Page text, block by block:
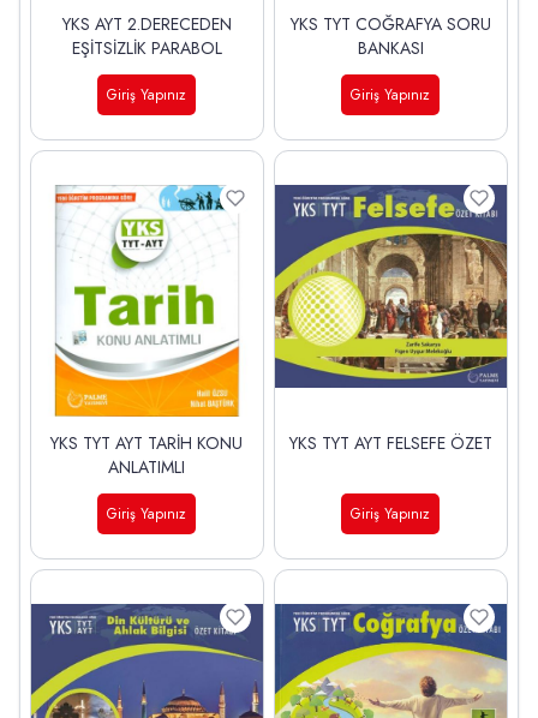
YKS AYT 2.DERECEDEN
EŞİTSİZLİK PARABOL
Giriş Yapınız
YKS TYT COĞRAFYA SORU
BANKASI
Giriş Yapınız
YKS TYT AYT TARİH KONU
ANLATIMLI
Giriş Yapınız
YKS TYT AYT FELSEFE ÖZET
Giriş Yapınız